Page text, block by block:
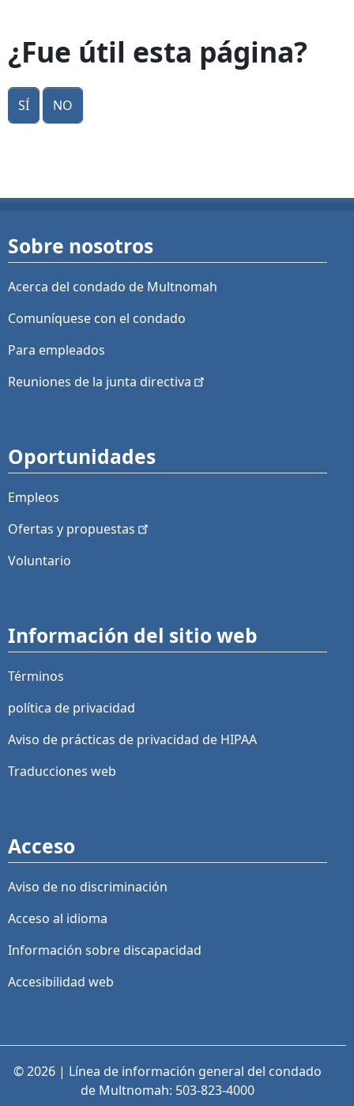
¿Fue útil esta página?
Sí No
Sobre nosotros
Acerca del condado de Multnomah
Comuníquese con el condado
Para empleados
Reuniones de la junta directiva
Oportunidades
Empleos
Ofertas y propuestas
Voluntario
Información del sitio web
Términos
política de privacidad
Aviso de prácticas de privacidad de HIPAA
Traducciones web
Acceso
Aviso de no discriminación
Acceso al idioma
Información sobre discapacidad
Accesibilidad web
© 2026 | Línea de información general del condado
de Multnomah: 503-823-4000